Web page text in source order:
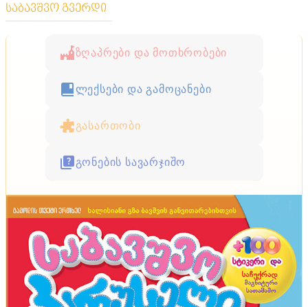
საბავშვო გვერდი
ზღაპრები და მოთხრობები
ლექსები და გამოცანები
გასართობი
გონების სავარჯიშო